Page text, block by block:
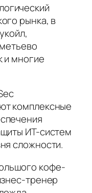
рынка, в
и многие
комплексные
ИТ-систем
сложности.
кофе-
тренер